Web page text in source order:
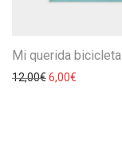
Mi querida bicicleta
12,00€6,00€